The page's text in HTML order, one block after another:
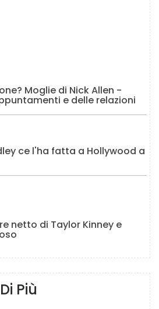
Moglie di Nick Allen -
e delle relazioni
ce l'ha fatta a Hollywood a
netto di Taylor Kinney e
Più